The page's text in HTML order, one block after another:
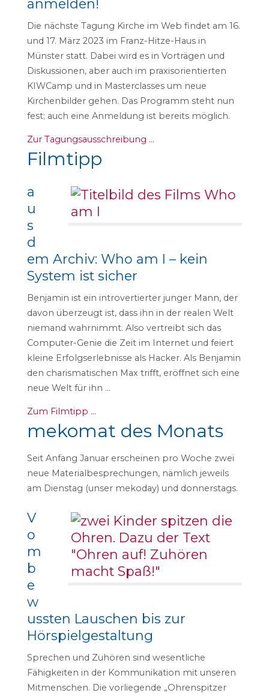
anmelden!
Die nächste Tagung Kirche im Web findet am 16.
und 17. März 2023 im Franz-Hitze-Haus in
Münster statt. Dabei wird es in Vorträgen und
Diskussionen, aber auch im praxisorientierten
KIWCamp und in Masterclasses um neue
Kirchenbilder gehen. Das Programm steht nun
fest; auch eine Anmeldung ist bereits möglich.
Zur Tagungsausschreibung …
Filmtipp
a
u
s
d
em Archiv: Who am I – kein
System ist sicher
Benjamin ist ein introvertierter junger Mann, der
davon überzeugt ist, dass ihn in der realen Welt
niemand wahrnimmt. Also vertreibt sich das
Computer-Genie die Zeit im Internet und feiert
kleine Erfolgserlebnisse als Hacker. Als Benjamin
den charismatischen Max trifft, eröffnet sich eine
neue Welt für ihn …
Zum Filmtipp …
mekomat des Monats
Seit Anfang Januar erscheinen pro Woche zwei
neue Materialbesprechungen, nämlich jeweils
am Dienstag (unser mekoday) und donnerstags.
V
o
m
b
e
w
ussten Lauschen bis zur
Hörspielgestaltung
Sprechen und Zuhören sind wesentliche
Fähigkeiten in der Kommunikation mit unseren
Mitmenschen. Die vorliegende „Ohrenspitzer